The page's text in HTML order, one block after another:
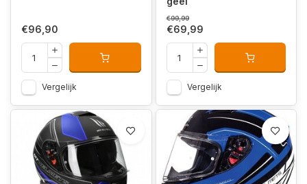
€96,90
Vergelijk
€99,99
€69,99
Vergelijk